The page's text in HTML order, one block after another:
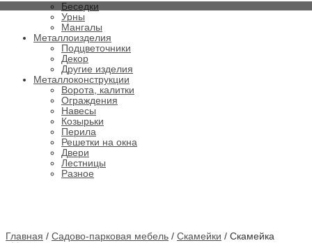
Беседки
Урны
Мангалы
Металлоизделия
Подцветочники
Декор
Другие изделия
Металлоконструкции
Ворота, калитки
Ограждения
Навесы
Козырьки
Перила
Решетки на окна
Двери
Лестницы
Разное
Главная / Садово-парковая мебель / Скамейки / Скамейка